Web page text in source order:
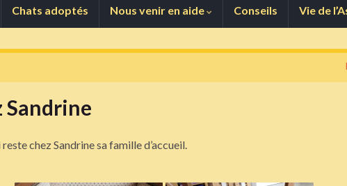
Chats adoptés Nous venir en aide Conseils Vie de
Sandrine
chez Sandrine sa famille d’accueil.